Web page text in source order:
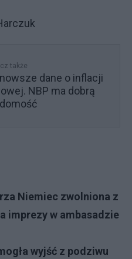
także
dane o inflacji
NBP ma dobrą
Niemiec zwolniona z
imprezy w ambasadzie
wyjść z podziwu